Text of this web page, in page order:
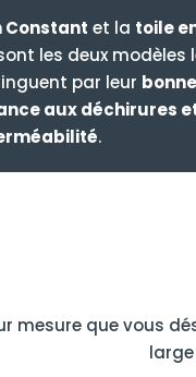
Constant et la toile
les deux modèles
par leur
aux déchirures
.
mesure que vous